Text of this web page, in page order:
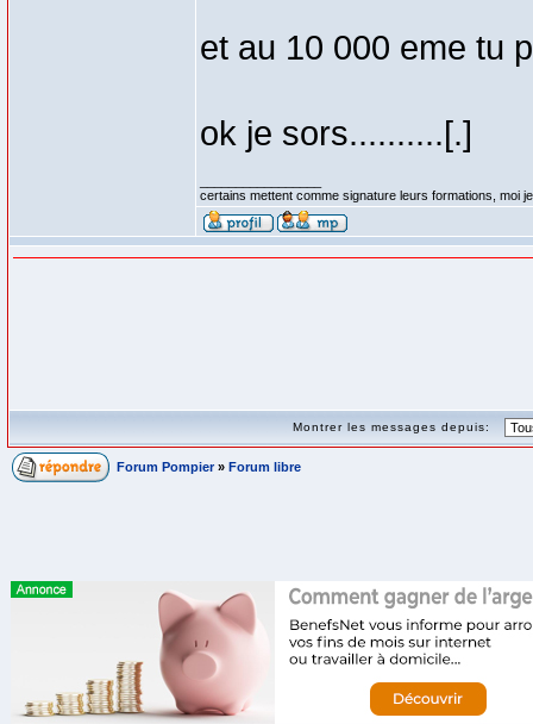
et au 10 000 eme tu
ok je sors..........[.]
certains mettent comme signature leurs formations, moi
Montrer les messages depuis:
Forum Pompier » Forum libre